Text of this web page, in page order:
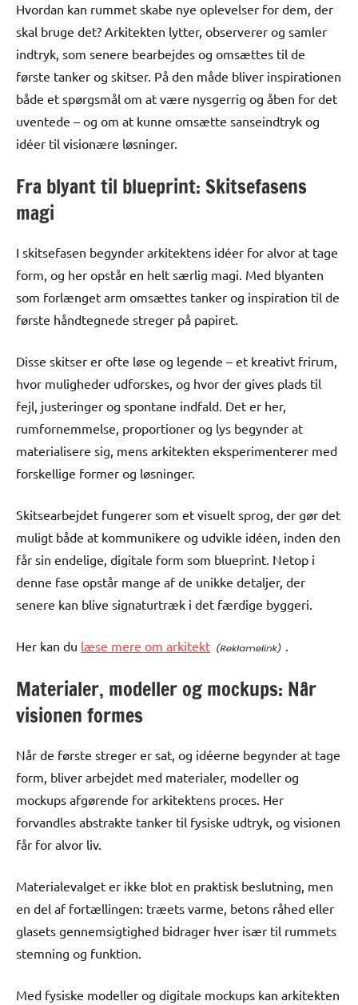
Hvordan kan rummet skabe nye oplevelser for dem, der
skal bruge det? Arkitekten lytter, observerer og samler
indtryk, som senere bearbejdes og omsættes til de
første tanker og skitser. På den måde bliver inspirationen
både et spørgsmål om at være nysgerrig og åben for det
uventede – og om at kunne omsætte sanseindtryk og
idéer til visionære løsninger.
Fra blyant til blueprint: Skitsefasens
magi
I skitsefasen begynder arkitektens idéer for alvor at tage
form, og her opstår en helt særlig magi. Med blyanten
som forlænget arm omsættes tanker og inspiration til de
første håndtegnede streger på papiret.
Disse skitser er ofte løse og legende – et kreativt frirum,
hvor muligheder udforskes, og hvor der gives plads til
fejl, justeringer og spontane indfald. Det er her,
rumfornemmelse, proportioner og lys begynder at
materialisere sig, mens arkitekten eksperimenterer med
forskellige former og løsninger.
Skitsearbejdet fungerer som et visuelt sprog, der gør det
muligt både at kommunikere og udvikle idéen, inden den
får sin endelige, digitale form som blueprint. Netop i
denne fase opstår mange af de unikke detaljer, der
senere kan blive signaturtræk i det færdige byggeri.
Her kan du læse mere om arkitekt .
Materialer, modeller og mockups: Når
visionen formes
Når de første streger er sat, og idéerne begynder at tage
form, bliver arbejdet med materialer, modeller og
mockups afgørende for arkitektens proces. Her
forvandles abstrakte tanker til fysiske udtryk, og visionen
får for alvor liv.
Materialevalget er ikke blot en praktisk beslutning, men
en del af fortællingen: træets varme, betons råhed eller
glasets gennemsigtighed bidrager hver især til rummets
stemning og funktion.
Med fysiske modeller og digitale mockups kan arkitekten